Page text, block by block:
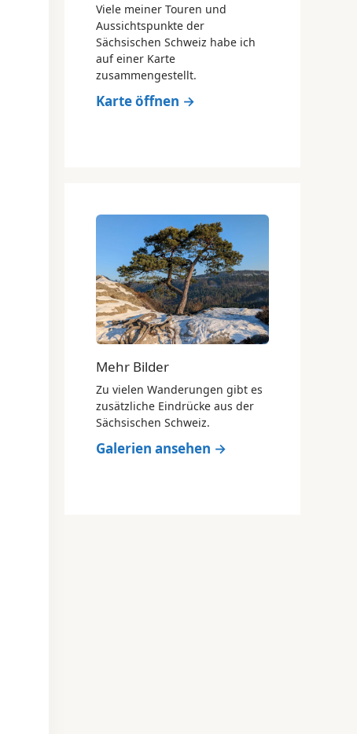
Viele meiner Touren und
Aussichtspunkte der
Sächsischen Schweiz habe ich
auf einer Karte
zusammengestellt.
Karte öffnen →
Mehr Bilder
Zu vielen Wanderungen gibt es
zusätzliche Eindrücke aus der
Sächsischen Schweiz.
Galerien ansehen →